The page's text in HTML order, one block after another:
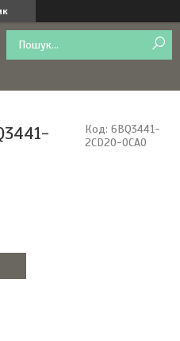
Код: 6BQ3441-
2CD20-0CA0